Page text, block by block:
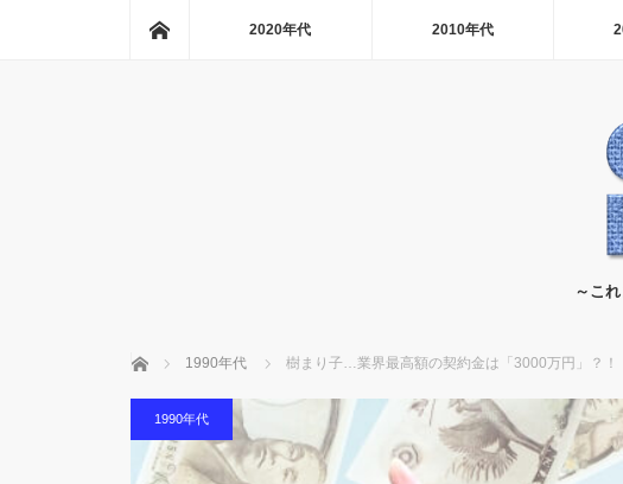
2020年代 2010年代
～こ
ホーム 1990年代 樹まり子…業界最高額の契約金は「3000万円」？！
1990年代